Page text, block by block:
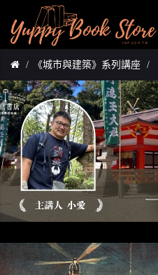
《城市與建築》系列講座